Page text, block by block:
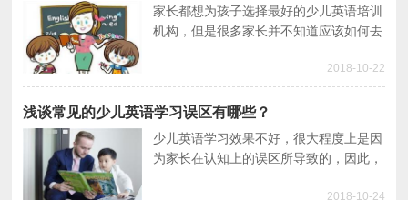
家长都想为孩子选择最好的少儿英语培训
机构，但是很多家长并不知道应该如何去
构有哪些特点入手，为家长们推荐几家最
好的培训机构。
2018-10-22
浅谈常见的少儿英语学习误区有哪些？
少儿英语学习效果不好，很大程度上是因
为家长在认知上的误区所导致的，因此，
2018-10-24